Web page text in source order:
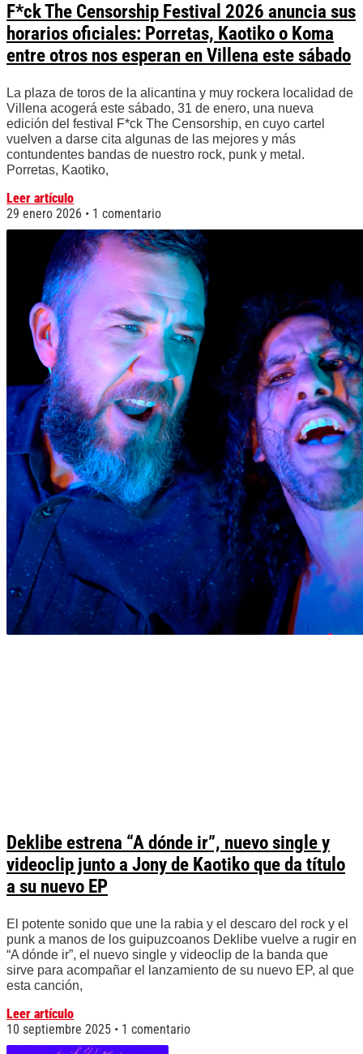
F*ck The Censorship Festival 2026 anuncia sus
horarios oficiales: Porretas, Kaotiko o Koma
entre otros nos esperan en Villena este sábado
La plaza de toros de la alicantina y muy rockera localidad de
Villena acogerá este sábado, 31 de enero, una nueva
edición del festival F*ck The Censorship, en cuyo cartel
vuelven a darse cita algunas de las mejores y más
contundentes bandas de nuestro rock, punk y metal.
Porretas, Kaotiko,
Leer artículo
29 enero 2026
1 comentario
Deklibe estrena “A dónde ir”, nuevo single y
videoclip junto a Jony de Kaotiko que da título
a su nuevo EP
El potente sonido que une la rabia y el descaro del rock y el
punk a manos de los guipuzcoanos Deklibe vuelve a rugir en
“A dónde ir”, el nuevo single y videoclip de la banda que
sirve para acompañar el lanzamiento de su nuevo EP, al que
esta canción,
Leer artículo
10 septiembre 2025
1 comentario